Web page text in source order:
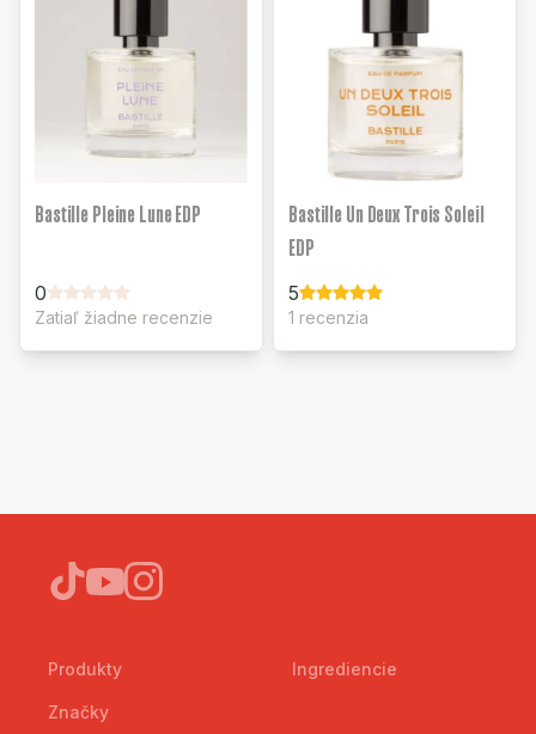
Bastille Pleine Lune EDP
0
Zatiaľ žiadne recenzie
Bastille Un Deux Trois Soleil
EDP
5
1 recenzia
Produkty
Značky
Ingrediencie